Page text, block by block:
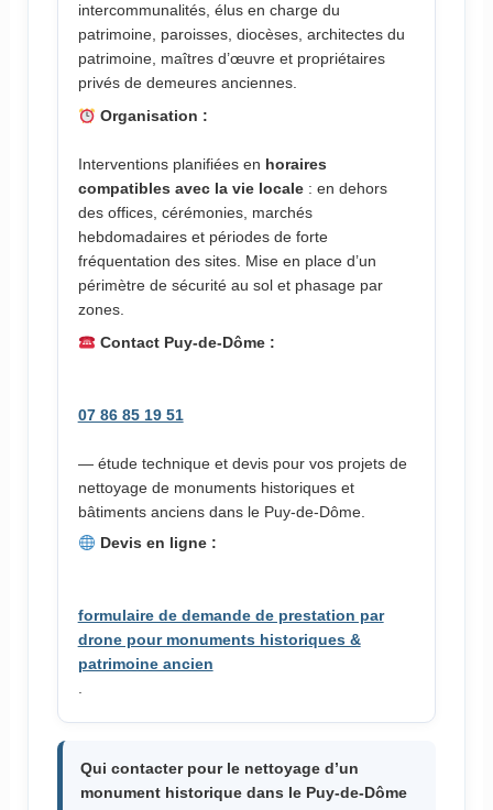
intercommunalités, élus en charge du
patrimoine, paroisses, diocèses, architectes du
patrimoine, maîtres d’œuvre et propriétaires
privés de demeures anciennes.
Organisation :
Interventions planifiées en horaires
compatibles avec la vie locale: en dehors
des offices, cérémonies, marchés
hebdomadaires et périodes de forte
fréquentation des sites. Mise en place d’un
périmètre de sécurité au sol et phasage par
zones.
Contact Puy-de-Dôme :
07 86 85 19 51
— étude technique et devis pour vos projets de
nettoyage de monuments historiques et
bâtiments anciens dans le Puy-de-Dôme.
Devis en ligne :
formulaire de demande de prestation par
drone pour monuments historiques &
patrimoine ancien
.
Qui contacter pour le nettoyage d’un
monument historique dans le Puy-de-Dôme